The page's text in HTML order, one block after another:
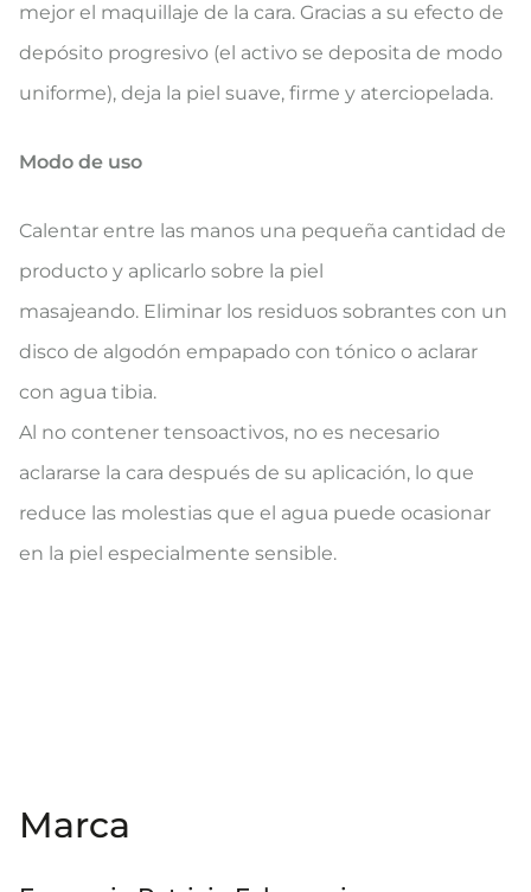
mejor el maquillaje de la cara. Gracias a su efecto de
depósito progresivo (el activo se deposita de modo
uniforme), deja la piel suave, firme y aterciopelada​.
Modo de uso
Calentar entre las manos una pequeña cantidad de
producto y aplicarlo sobre la piel
masajeando. Eliminar los residuos sobrantes con un
disco de algodón empapado con tónico o aclarar
con agua tibia.​​
Al no contener tensoactivos, no es necesario
aclararse la cara después de su aplicación, lo que
reduce las molestias que el agua puede ocasionar
en la piel​ especialmente sensible​.
Marca